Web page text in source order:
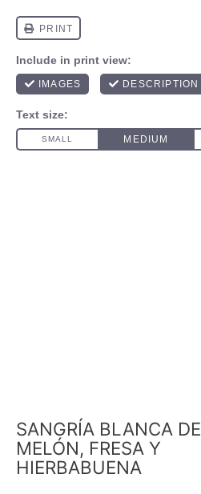
SANGRÍA BLANCA DE
MELÓN, FRESA Y
HIERBABUENA